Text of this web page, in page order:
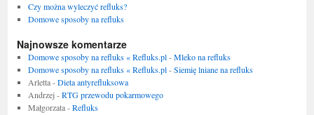
Czy można wyleczyć refluks?
Domowe sposoby na refluks
Najnowsze komentarze
Domowe sposoby na refluks « Refluks.pl-Mleko na refluks
Domowe sposoby na refluks « Refluks.pl-Siemię lniane na refluks
Arletta-Dieta antyrefluksowa
Andrzej-RTG przewodu pokarmowego
Małgorzata-Refluks